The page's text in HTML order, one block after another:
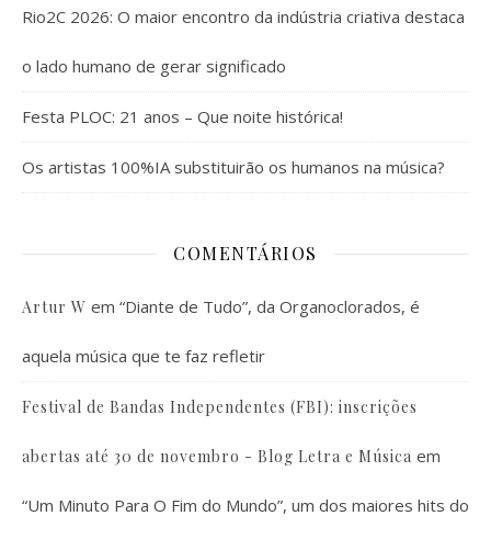
Rio2C 2026: O maior encontro da indústria criativa destaca
o lado humano de gerar significado
Festa PLOC: 21 anos – Que noite histórica!
Os artistas 100%IA substituirão os humanos na música?
COMENTÁRIOS
Artur W em “Diante de Tudo”, da Organoclorados, é
aquela música que te faz refletir
Festival de Bandas Independentes (FBI): inscrições
abertas até 30 de novembro - Blog Letra e Música em
“Um Minuto Para O Fim do Mundo”, um dos maiores hits do